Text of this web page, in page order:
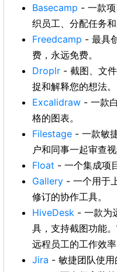
Basecamp - 一款
织员工、分配任务和
Freedcamp - 最具
费，永远免费。
Droplr - 截图、文
捉和解释您的想法。
Excalidraw - 一款
格的图表。
Filestage - 一款敏
户和同事一起审查
Float - 一个集成项
Gallery - 一个用于
修订的协作工具。
HiveDesk - 一款为
具，支持截图功能
远程员工的工作效
Jira - 敏捷团队使用